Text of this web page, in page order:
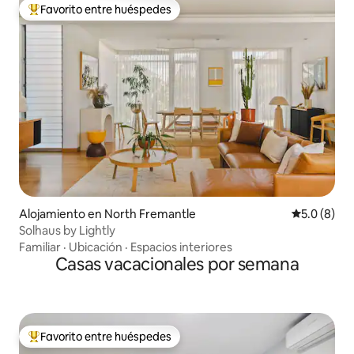
Favorito entre huéspedes preferido
Favorito entre huéspedes
Alojamiento en North Fremantle
5.0 (8)
Solhaus by Lightly
Familiar · Ubicación · Espacios interiores
Casas vacacionales por semana
Favorito entre huéspedes preferido
Favorito entre huéspedes